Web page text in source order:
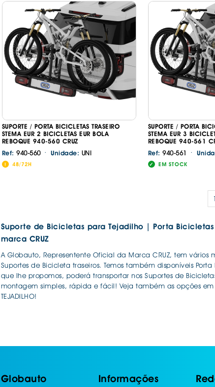
SUPORTE / PORTA BICICLETAS TRASEIRO
STEMA EUR 2 BICICLETAS EUR BOLA
REBOQUE 940-560 CRUZ
Ref: 940-560 · Unidade: UNI
48/72H
SUPORTE / PORTA
STEMA EUR 3
REBOQUE 940-561
Ref:940-561 ·
EM STOCK
1
Suporte de Bicicletas para Tejadilho | Porta
marca CRUZ
A Globauto, Representente Oficial da Marca CRUZ, tem vários
Suportes de Bicicleta traseiros. Temos também disponíveis
que lhe propomos, poderá transportar nos Suportes de
montagem simples, rápida e fácil! Veja também as opções em
TEJADILHO!
Globauto Informações